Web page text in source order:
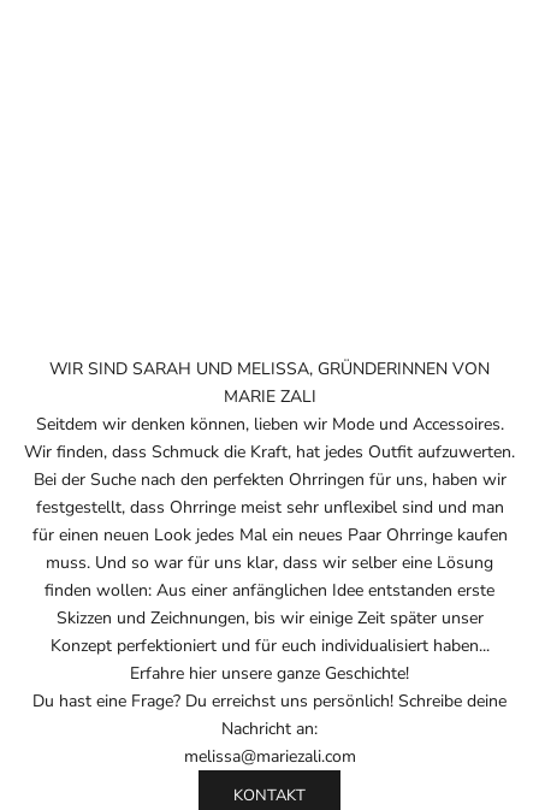
WIR SIND SARAH UND MELISSA, GRÜNDERINNEN VON
MARIE ZALI
Seitdem wir denken können, lieben wir Mode und Accessoires.
Wir finden, dass Schmuck die Kraft, hat jedes Outfit aufzuwerten.
Bei der Suche nach den perfekten Ohrringen für uns, haben wir
festgestellt, dass Ohrringe meist sehr unflexibel sind und man
für einen neuen Look jedes Mal ein neues Paar Ohrringe kaufen
muss. Und so war für uns klar, dass wir selber eine Lösung
finden wollen: Aus einer anfänglichen Idee entstanden erste
Skizzen und Zeichnungen, bis wir einige Zeit später unser
Konzept perfektioniert und für euch individualisiert haben...
Erfahre hier unsere ganze Geschichte!
Du hast eine Frage? Du erreichst uns persönlich! Schreibe deine
Nachricht an:
melissa@mariezali.com
KONTAKT
Newsletter
Komm in den Club
Sichere dir 10% Rabatt auf deine Bestellung und erhalte
ab und an ein bisschen Glamour, sowie tolle Rabatte und